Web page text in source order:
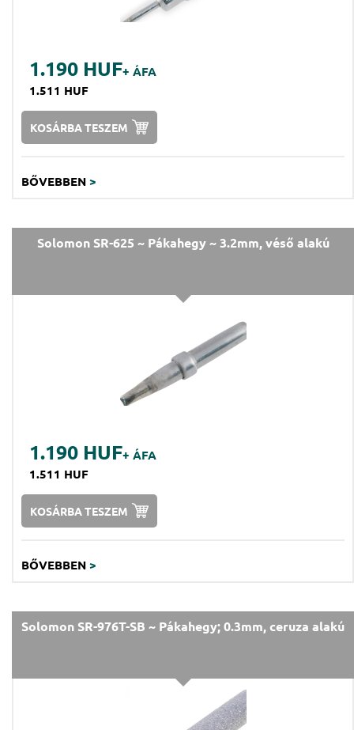
1.190 HUF+ ÁFA
1.511 HUF
KOSÁRBA TESZEM
BŐVEBBEN >
Solomon SR-625 ~ Pákahegy ~ 3.2mm, véső alakú
1.190 HUF+ ÁFA
1.511 HUF
KOSÁRBA TESZEM
BŐVEBBEN >
Solomon SR-976T-SB ~ Pákahegy; 0.3mm, ceruza alakú